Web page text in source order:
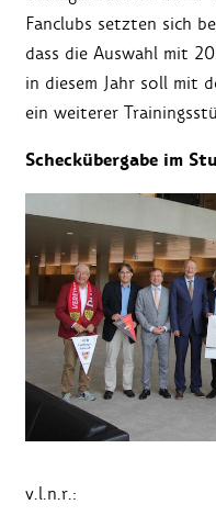
Fanclubs setzten sich
dass die Auswahl mit
in diesem Jahr soll mit
ein weiterer
Scheckübergabe im
v.l.n.r.: